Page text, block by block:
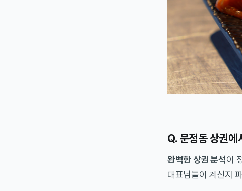
Q. 문정동 상권
완벽한 상권 분석이
대표님들이 계신지